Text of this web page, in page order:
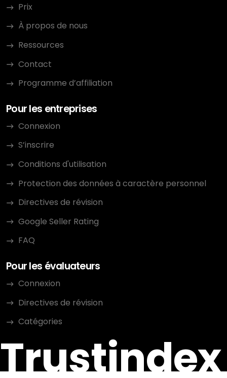
Prix
À propos de nous
Ressources
Contact
Programme d’affiliation
Pour les entreprises
Connexion
S’inscrire
Conditions d'utilisation
Protection des données à caractère personnel
Directives de révision
Google Seller Rating
FAQ
Pour les évaluateurs
Connexion
Directives de révision
Catégories
Trustindex